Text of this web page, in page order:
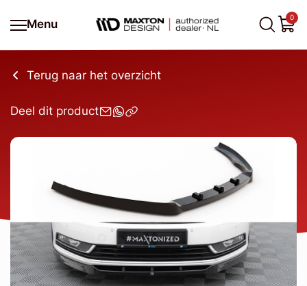
Menu
0
Terug naar het overzicht
Deel dit product